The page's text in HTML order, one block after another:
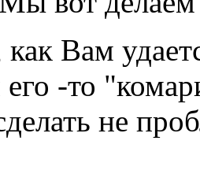
Вам
-то
не